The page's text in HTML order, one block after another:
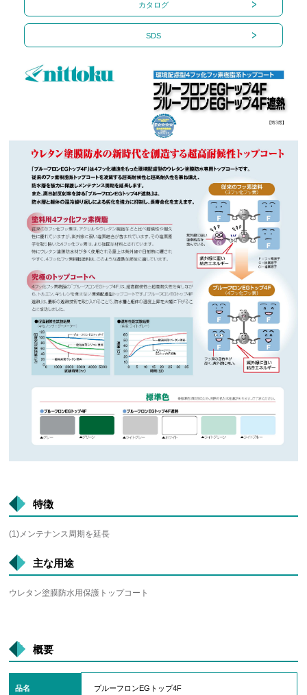
カタログ
SDS
特徴
(1)メンテナンス周期を延長
主な用途
ウレタン塗膜防水用保護トップコート
概要
品名 プルーフロンEGトップ4F